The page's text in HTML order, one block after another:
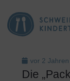
vor 2 Jahren
Die